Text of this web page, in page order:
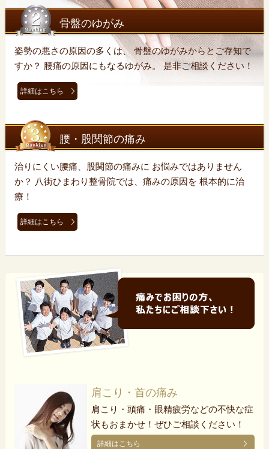
骨盤のゆがみ
姿勢の悪さの原因の多くは、 骨盤のゆがみからとご存知で
すか？ 腰痛の原因にもなるゆがみ。 是非ご相談ください！
詳細はこちら
腰・股関節の痛み
治りにくい腰痛、股関節の痛みに お悩みではありません
か？ 八街ひまわり整骨院では、痛みの原因を 根本的に治
療！
詳細はこちら
肩こり・首の痛み
肩こり・頭痛・眼精疲労などの不快な症
状もおまかせ！ぜひご相談ください！
詳細はこちら